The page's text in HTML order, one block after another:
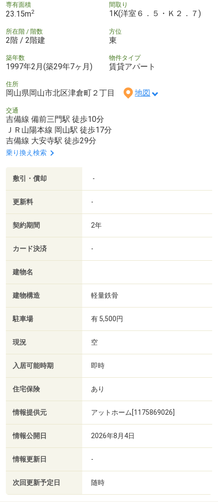
専有面積
23.15m2
間取り
1K(洋室６．５・Ｋ２．７)
所在階 / 階数
2階 / 2階建
方位
東
築年数
1997年2月(築29年7ヶ月)
物件タイプ
賃貸アパート
住所
岡山県岡山市北区津倉町２丁目 地図
交通
吉備線 備前三門駅 徒歩10分
ＪＲ山陽本線 岡山駅 徒歩17分
吉備線 大安寺駅 徒歩29分
乗り換え検索
敷引・償却 -
更新料 -
契約期間 2年
カード決済 -
建物名
建物構造 軽量鉄骨
駐車場 有 5,500円
現況 空
入居可能時期 即時
住宅保険 あり
情報提供元 アットホーム[1175869026]
情報公開日 2026年8月4日
情報更新日 -
次回更新予定日 随時